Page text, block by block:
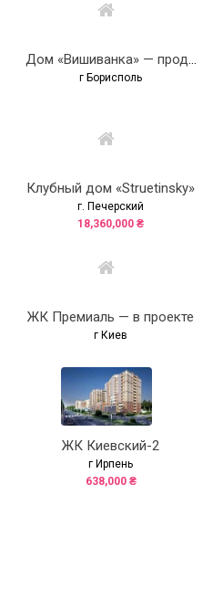
Дом «Вишиванка» — продано
г Борисполь
Клубный дом «Struetinsky»
г. Печерский
18,360,000 ₴
ЖК Премиаль — в проекте
г Киев
ЖК Киевский-2
г Ирпень
638,000 ₴